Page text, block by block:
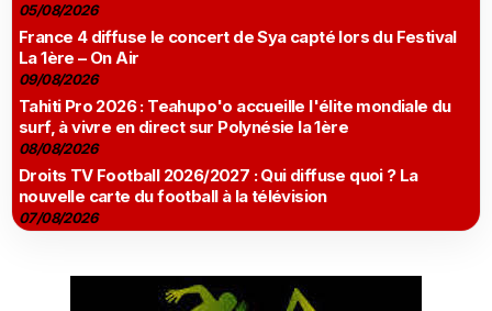
05/08/2026
France 4 diffuse le concert de Sya capté lors du Festival
La 1ère – On Air
09/08/2026
Tahiti Pro 2026 : Teahupo'o accueille l'élite mondiale du
surf, à vivre en direct sur Polynésie la 1ère
08/08/2026
Droits TV Football 2026/2027 : Qui diffuse quoi ? La
nouvelle carte du football à la télévision
07/08/2026